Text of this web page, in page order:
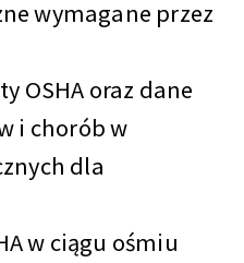
wymagane przez
OSHA oraz dane
i chorób w
dla
w ciągu ośmiu